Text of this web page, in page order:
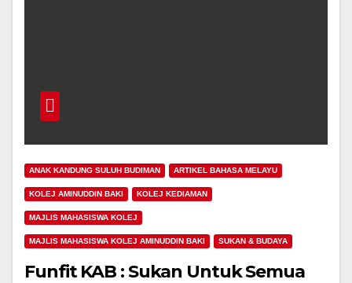
ANAK KANDUNG SULUH BUDIMAN ARTIKEL BAHASA MELAYU
KOLEJ AMINUDDIN BAKI KOLEJ KEDIAMAN
MAJLIS MAHASISWA KOLEJ
MAJLIS MAHASISWA KOLEJ AMINUDDIN BAKI SUKAN & BUDAYA
Funfit KAB : Sukan Untuk Semua